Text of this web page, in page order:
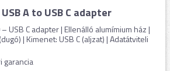
A to USB C adapter
USB C adapter | Ellenálló alumímium ház |
| Kimenet: USB C (aljzat) | Adatátviteli
garancia